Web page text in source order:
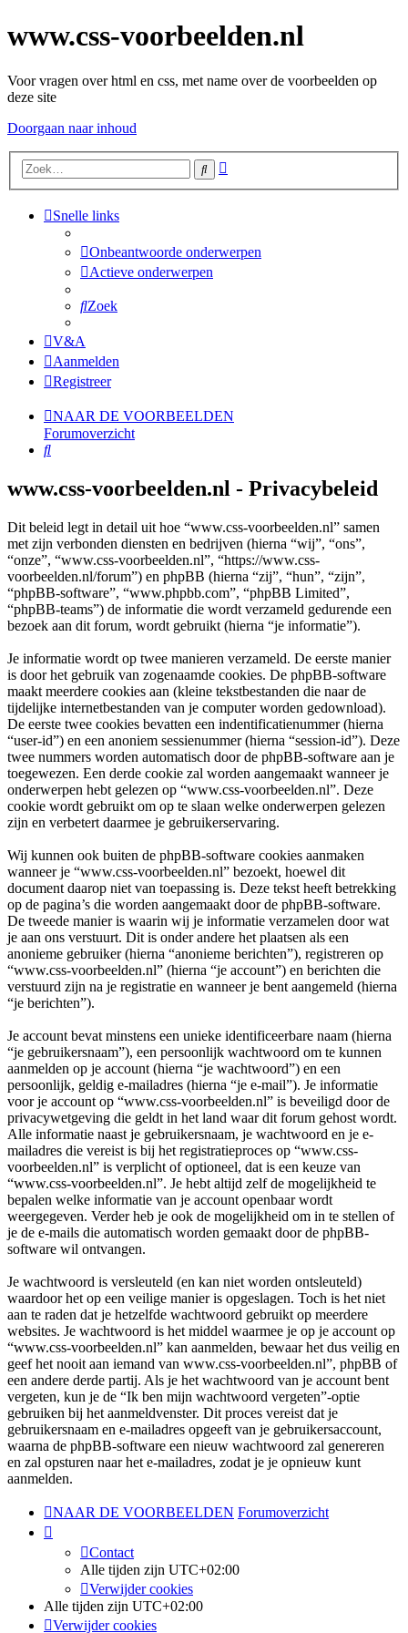
www.css-voorbeelden.nl
Voor vragen over html en css, met name over de voorbeelden op
deze site
Doorgaan naar inhoud
Zoek
Snelle links
Onbeantwoorde onderwerpen
Actieve onderwerpen
Zoek
V&A
Aanmelden
Registreer
NAAR DE VOORBEELDEN
Forumoverzicht
Zoek
www.css-voorbeelden.nl - Privacybeleid
Dit beleid legt in detail uit hoe “www.css-voorbeelden.nl” samen
met zijn verbonden diensten en bedrijven (hierna “wij”, “ons”,
“onze”, “www.css-voorbeelden.nl”, “https://www.css-
voorbeelden.nl/forum”) en phpBB (hierna “zij”, “hun”, “zijn”,
“phpBB-software”, “www.phpbb.com”, “phpBB Limited”,
“phpBB-teams”) de informatie die wordt verzameld gedurende een
bezoek aan dit forum, wordt gebruikt (hierna “je informatie”).
Je informatie wordt op twee manieren verzameld. De eerste manier
is door het gebruik van zogenaamde cookies. De phpBB-software
maakt meerdere cookies aan (kleine tekstbestanden die naar de
tijdelijke internetbestanden van je computer worden gedownload).
De eerste twee cookies bevatten een indentificatienummer (hierna
“user-id”) en een anoniem sessienummer (hierna “session-id”). Deze
twee nummers worden automatisch door de phpBB-software aan je
toegewezen. Een derde cookie zal worden aangemaakt wanneer je
onderwerpen hebt gelezen op “www.css-voorbeelden.nl”. Deze
cookie wordt gebruikt om op te slaan welke onderwerpen gelezen
zijn en verbetert daarmee je gebruikerservaring.
Wij kunnen ook buiten de phpBB-software cookies aanmaken
wanneer je “www.css-voorbeelden.nl” bezoekt, hoewel dit
document daarop niet van toepassing is. Deze tekst heeft betrekking
op de pagina’s die worden aangemaakt door de phpBB-software.
De tweede manier is waarin wij je informatie verzamelen door wat
je aan ons verstuurt. Dit is onder andere het plaatsen als een
anonieme gebruiker (hierna “anonieme berichten”), registreren op
“www.css-voorbeelden.nl” (hierna “je account”) en berichten die
verstuurd zijn na je registratie en wanneer je bent aangemeld (hierna
“je berichten”).
Je account bevat minstens een unieke identificeerbare naam (hierna
“je gebruikersnaam”), een persoonlijk wachtwoord om te kunnen
aanmelden op je account (hierna “je wachtwoord”) en een
persoonlijk, geldig e-mailadres (hierna “je e-mail”). Je informatie
voor je account op “www.css-voorbeelden.nl” is beveiligd door de
privacywetgeving die geldt in het land waar dit forum gehost wordt.
Alle informatie naast je gebruikersnaam, je wachtwoord en je e-
mailadres die vereist is bij het registratieproces op “www.css-
voorbeelden.nl” is verplicht of optioneel, dat is een keuze van
“www.css-voorbeelden.nl”. Je hebt altijd zelf de mogelijkheid te
bepalen welke informatie van je account openbaar wordt
weergegeven. Verder heb je ook de mogelijkheid om in te stellen of
je de e-mails die automatisch worden gemaakt door de phpBB-
software wil ontvangen.
Je wachtwoord is versleuteld (en kan niet worden ontsleuteld)
waardoor het op een veilige manier is opgeslagen. Toch is het niet
aan te raden dat je hetzelfde wachtwoord gebruikt op meerdere
websites. Je wachtwoord is het middel waarmee je op je account op
“www.css-voorbeelden.nl” kan aanmelden, bewaar het dus veilig en
geef het nooit aan iemand van www.css-voorbeelden.nl”, phpBB of
een andere derde partij. Als je het wachtwoord van je account bent
vergeten, kun je de “Ik ben mijn wachtwoord vergeten”-optie
gebruiken bij het aanmeldvenster. Dit proces vereist dat je
gebruikersnaam en e-mailadres opgeeft van je gebruikersaccount,
waarna de phpBB-software een nieuw wachtwoord zal genereren
en zal opsturen naar het e-mailadres, zodat je je opnieuw kunt
aanmelden.
NAAR DE VOORBEELDEN Forumoverzicht
Contact
Alle tijden zijn UTC+02:00
Verwijder cookies
Alle tijden zijn UTC+02:00
Verwijder cookies